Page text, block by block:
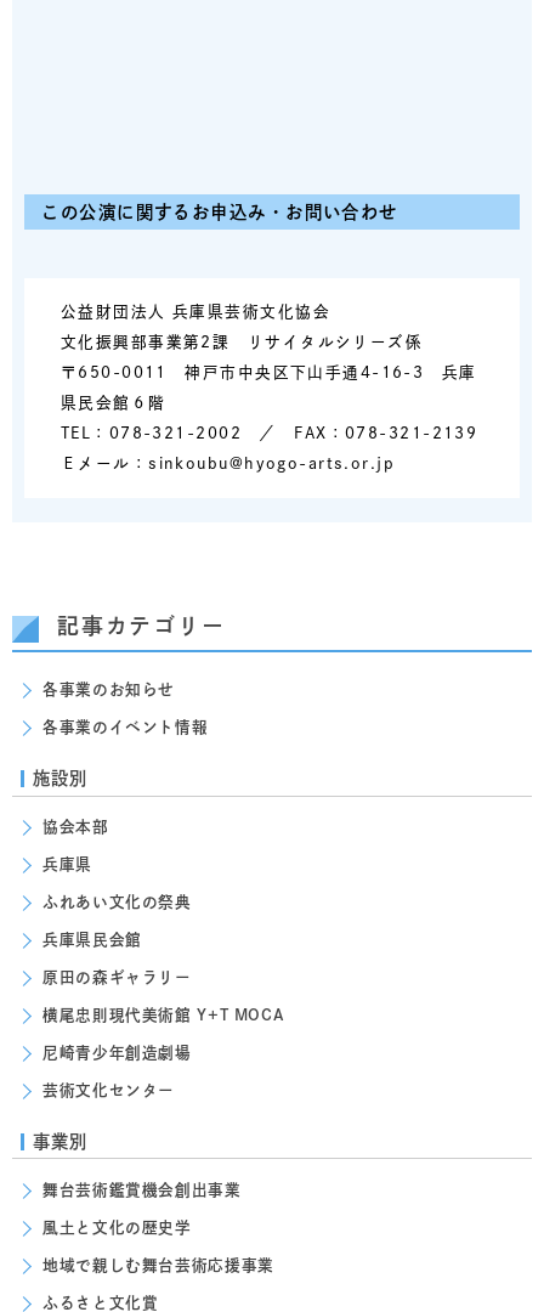
この公演に関するお申込み・お問い合わせ
公益財団法人 兵庫県芸術文化協会
文化振興部事業第2課 リサイタルシリーズ係
〒650-0011 神戸市中央区下山手通4-16-3 兵庫
県民会館６階
TEL：078-321-2002 ／ FAX：078-321-2139
Ｅメール：sinkoubu@hyogo-arts.or.jp
記事カテゴリー
各事業のお知らせ
各事業のイベント情報
施設別
協会本部
兵庫県
ふれあい文化の祭典
兵庫県民会館
原田の森ギャラリー
横尾忠則現代美術館 Y+T MOCA
尼崎青少年創造劇場
芸術文化センター
事業別
舞台芸術鑑賞機会創出事業
風土と文化の歴史学
地域で親しむ舞台芸術応援事業
ふるさと文化賞